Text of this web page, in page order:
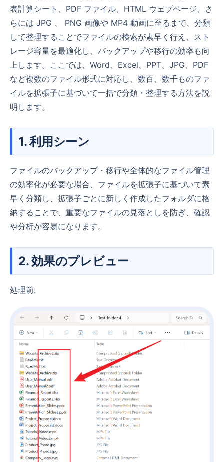
表計算シート、PDF ファイル、HTML ウェブページ、さ
らには JPG 、 PNG 画像や MP4 動画に至るまで、分類
して整理することでファイルの検索が素早く行え、スト
レージ容量を最適化し、バックアップや移行の効率も向
上します。ここでは、Word、Excel、PPT、JPG、PDF
など複数のファイル形式に対応し、数百、数千ものファ
イルを拡張子に基づいて一括で分類・整理する方法を説
明します。
1. 利用シーン
ファイルのバックアップ・移行や全体的なファイル管理
の効率化が必要な場合、ファイルを拡張子に基づいて素
早く分類し、拡張子ごとに新しく作成したフォルダに格
納することで、重要なファイルの見落としを防ぎ、確認
や分析が容易になります。
2. 効果のプレビュー
処理前: